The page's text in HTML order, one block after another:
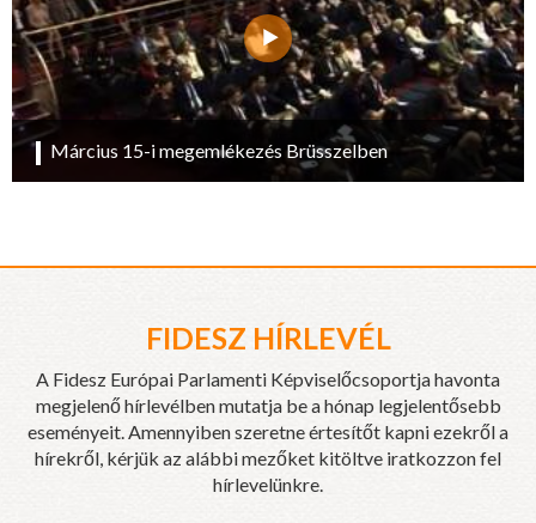
Március 15-i megemlékezés Brüsszelben
FIDESZ HÍRLEVÉL
A Fidesz Európai Parlamenti Képviselőcsoportja havonta
megjelenő hírlevélben mutatja be a hónap legjelentősebb
eseményeit. Amennyiben szeretne értesítőt kapni ezekről a
hírekről, kérjük az alábbi mezőket kitöltve iratkozzon fel
hírlevelünkre.